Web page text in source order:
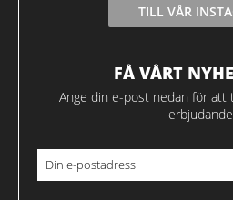
TILL VÅR
FÅ VÅRT
Ange din e-post nedan för att